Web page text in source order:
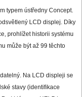
typem ústředny Concept.
LCD displej. Díky
prohlížet historii systému
může být až 99 těchto
Na LCD displeji se
stavy (identifikace